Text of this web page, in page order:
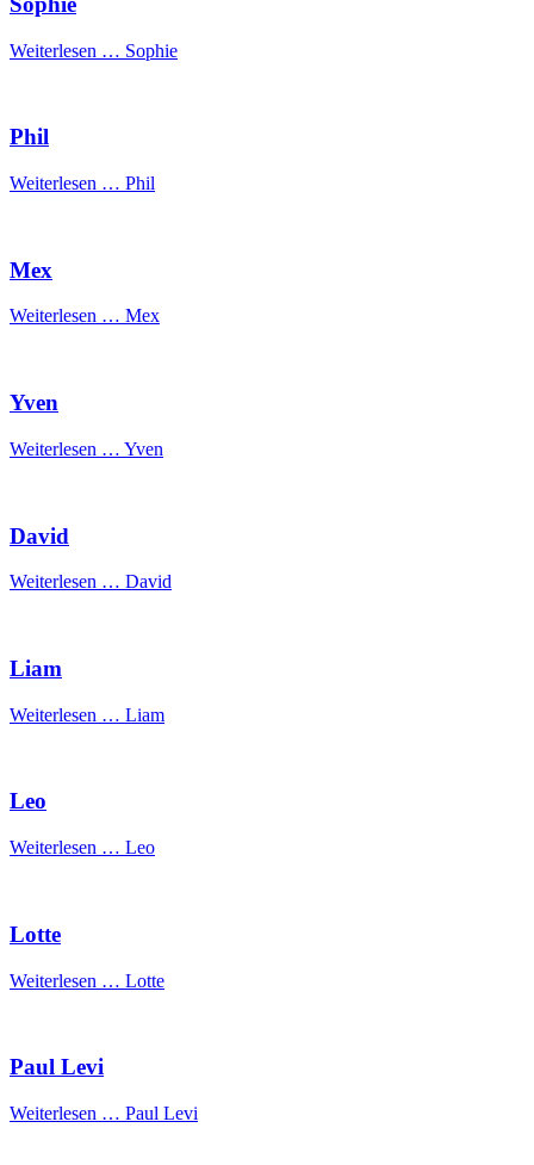
Weiterlesen … Sophie
Phil
Weiterlesen … Phil
Mex
Weiterlesen … Mex
Yven
Weiterlesen … Yven
David
Weiterlesen … David
Liam
Weiterlesen … Liam
Leo
Weiterlesen … Leo
Lotte
Weiterlesen … Lotte
Paul Levi
Weiterlesen … Paul Levi